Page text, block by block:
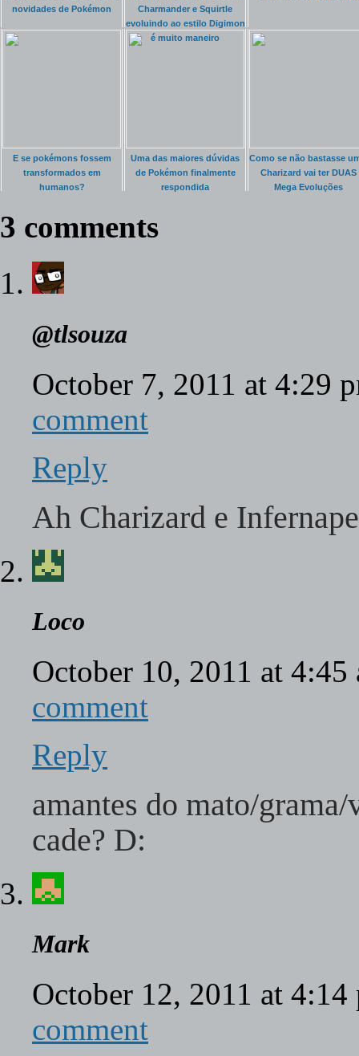
novidades de Pokémon
Charmander e Squirtle
evoluindo ao estilo Digimon
é muito maneiro
E se pokémons fossem
transformados em
humanos?
Uma das maiores dúvidas
de Pokémon finalmente
respondida
Como se não bastasse
Charizard vai ter DUAS
Mega Evoluções
3 comments
@tlsouza
October 7, 2011 at 4:29
comment
Reply
Ah Charizard e
Loco
October 10, 2011 at
comment
Reply
amantes do mato/
cade? D:
Mark
October 12, 2011 at
comment